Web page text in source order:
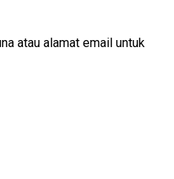
atau alamat email untuk